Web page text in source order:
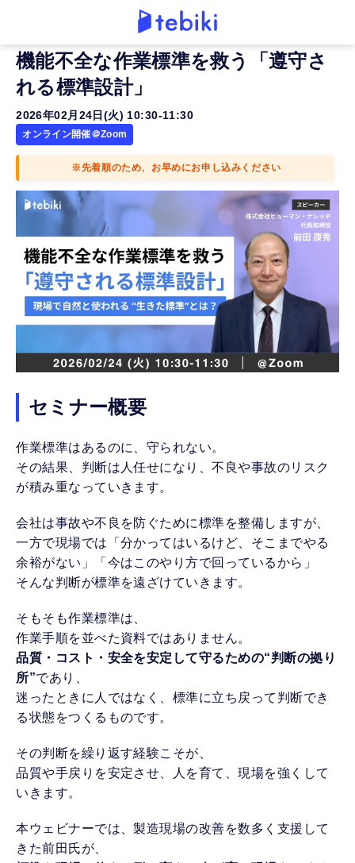
機能不全な作業標準を救う「遵守さ
れる標準設計」
2026年02月24日(火) 10:30-11:30
オンライン開催＠Zoom
※先着順のため、お早めにお申し込みください
セミナー概要
作業標準はあるのに、守られない。
その結果、判断は人任せになり、不良や事故のリスク
が積み重なっていきます。
会社は事故や不良を防ぐために標準を整備しますが、
一方で現場では「分かってはいるけど、そこまでやる
余裕がない」「今はこのやり方で回っているから」
そんな判断が標準を遠ざけていきます。
そもそも作業標準は、
作業手順を並べた資料ではありません。
品質・コスト・安全を安定して守るための“判断の拠り
所”であり、
迷ったときに人ではなく、標準に立ち戻って判断でき
る状態をつくるものです。
その判断を繰り返す経験こそが、
品質や手戻りを安定させ、人を育て、現場を強くして
いきます。
本ウェビナーでは、製造現場の改善を数多く支援して
きた前田氏が、